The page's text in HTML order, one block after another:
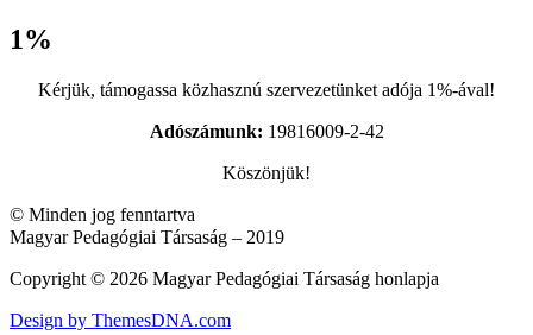
1%
Kérjük, támogassa közhasznú szervezetünket adója 1%-ával!
Adószámunk: 19816009-2-42
Köszönjük!
© Minden jog fenntartva
Magyar Pedagógiai Társaság – 2019
Copyright © 2026 Magyar Pedagógiai Társaság honlapja
Design by ThemesDNA.com